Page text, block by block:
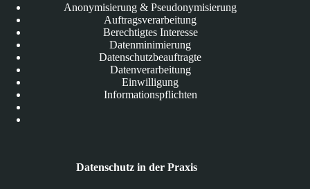
Anonymisierung & Pseudonymisierung
Auftragsverarbeitung
Berechtigtes Interesse
Datenminimierung
Datenschutzbeauftragte
Datenverarbeitung
Einwilligung
Informationspflichten
Datenschutz in der Praxis